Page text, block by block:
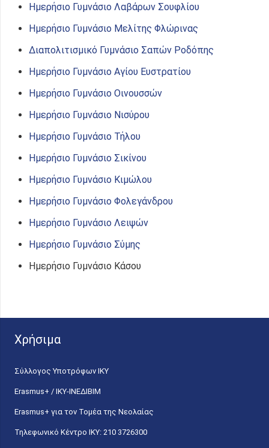
Ημερήσιο Γυμνάσιο Λαβάρων Σουφλίου
Ημερήσιο Γυμνάσιο Μελίτης Φλώρινας
Διαπολιτισμικό Γυμνάσιο Σαπών Ροδόπης
Ημερήσιο Γυμνάσιο Αγίου Ευστρατίου
Ημερήσιο Γυμνάσιο Οινουσσών
Ημερήσιο Γυμνάσιο Νισύρου
Ημερήσιο Γυμνάσιο Τήλου
Ημερήσιο Γυμνάσιο Σικίνου
Ημερήσιο Γυμνάσιο Κιμώλου
Ημερήσιο Γυμνάσιο Φολεγάνδρου
Ημερήσιο Γυμνάσιο Λειψών
Ημερήσιο Γυμνάσιο Σύμης
Ημερήσιο Γυμνάσιο Κάσου
Χρήσιμα
Σύλλογος Υποτρόφων ΙΚΥ
Erasmus+ / ΙΚΥ-ΙΝΕΔΙΒΙΜ
Erasmus+ για τον Τομέα της Νεολαίας
Τηλεφωνικό Κέντρο IKY: 210 3726300